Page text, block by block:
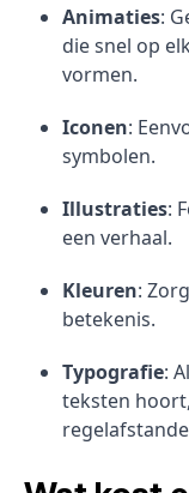
Animaties:
die snel op
vormen.
Iconen:
symbolen.
Illustraties:
een verhaal.
Kleuren:
betekenis.
Typografie:
teksten